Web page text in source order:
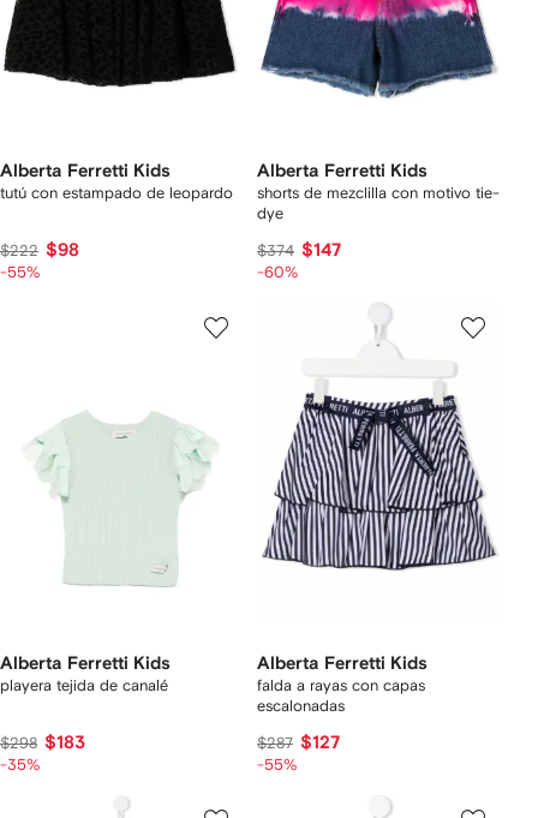
Alberta Ferretti Kids
tutú con estampado de leopardo
$222 $98
-55%
Alberta Ferretti Kids
shorts de mezclilla con motivo tie-
dye
$374 $147
-60%
Alberta Ferretti Kids
playera tejida de canalé
$298 $183
-35%
Alberta Ferretti Kids
falda a rayas con capas
escalonadas
$287 $127
-55%